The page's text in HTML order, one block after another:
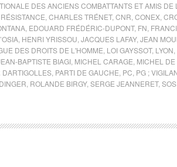
DES ANCIENS COMBATTANTS ET AMIS DE
CHARLES TRÉNET, CNR CONEX
EDOUARD FRÉDÉRIC-DUPONT, FN
HENRI YRISSOU JACQUES LAFAY, JEAN
DES DROITS DE L'HOMME LOI GAYSSOT, LYON
BAPTISTE BIAGI MICHEL CARAGE MICHEL
DARTIGOLLES PARTI DE GAUCHE PC PG ;
ROLANDE BIRGY, SERGE JEANNERET,